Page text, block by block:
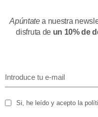
Apúntatea nuestra
disfruta de un 10% de
Si, he leído y acepto la